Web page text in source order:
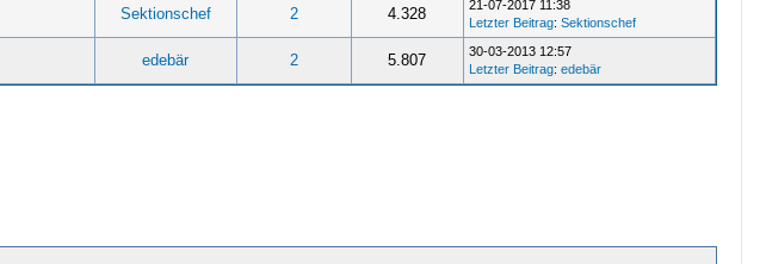
Sektionschef 2 4.328
21-07-2017 11:38
Letzter Beitrag: Sektionschef
edebär 2 5.807
30-03-2013 12:57
Letzter Beitrag: edebär